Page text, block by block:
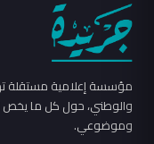
مؤسسة إعلامية مستقلة
والوطني، حول كل ما يخص
وموضوعي.